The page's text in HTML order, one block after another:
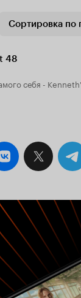
Сортировка по
48
себя -